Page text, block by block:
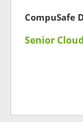
CompuSafe
Senior